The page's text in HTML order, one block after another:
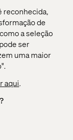
reconhecida,
de
a seleção
ser
uma maior
aqui.